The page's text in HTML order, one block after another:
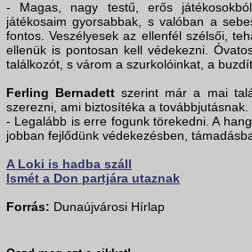
- Magas, nagy testű, erős
játékosaim gyorsabbak, s valóban a
fontos. Veszélyesek az ellenfél szélsői,
ellenük is pontosan kell védekezni.
találkozót, s várom a szurkolóinkat, a
Ferling Bernadett szerint már a mai
szerezni, ami biztosítéka a továbbjutásnak.
- Legalább is erre fogunk törekedni. A
jobban fejlődünk védekezésben,
A Loki is hadba száll
Ismét a Don partjára utaznak
Forrás: Dunaújvárosi Hírlap